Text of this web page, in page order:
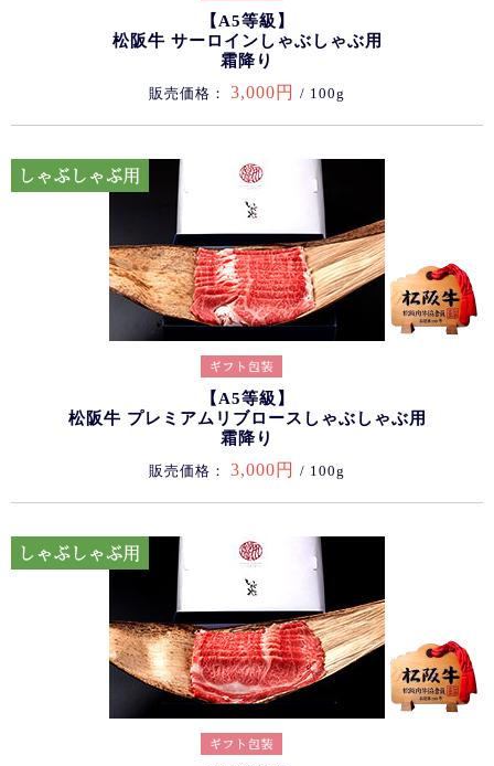
【A5等級】
松阪牛 サーロインしゃぶしゃぶ用
霜降り
販売価格： 3,000円 / 100g
【A5等級】
松阪牛 プレミアムリブロースしゃぶしゃぶ用
霜降り
販売価格： 3,000円 / 100g